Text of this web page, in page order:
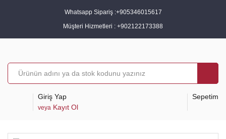
Whatsapp Sipariş :+905346015617
Müşteri Hizmetleri : +902122173388
Giriş Yap
veya Kayıt Ol
Sepetim